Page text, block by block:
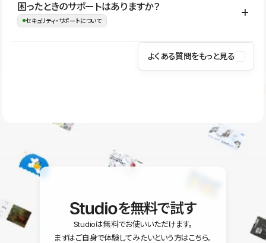
ながらレイアウトに影響を与えずに更新作業を進めやすくなりま
す。
Studioでは、公開サイトやサービスを安全に利用できるよう、通信
の暗号化、データ保護、アクセス管理、脆弱性対策など、複数の観
はSSL/TLSによる通信暗号化に対応しており、悪質なスクリプトの
困ったときのサポートはありますか？
セキュリティ・サポートについて
操作方法や機能については、ヘルプセンターでご確認いただけま
ユーザー同士で質問・相談できるコミュニティもご利用ください。
よくある質問をもっと見る
を無料で試す
Studioは無料でお使いいただけます。
まずはご自身で体験してみたいという方はこちら。